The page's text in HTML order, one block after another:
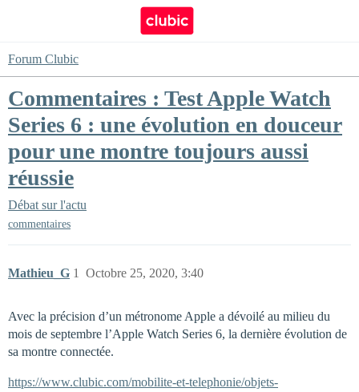
Forum Clubic
Commentaires : Test Apple Watch
Series 6 : une évolution en douceur
pour une montre toujours aussi
réussie
Débat sur l'actu
commentaires
Mathieu_G Octobre 25, 2020, 3:40
1
Avec la précision d’un métronome Apple a dévoilé au milieu du
mois de septembre l’Apple Watch Series 6, la dernière évolution de
sa montre connectée.
https://www.clubic.com/mobilite-et-telephonie/objets-